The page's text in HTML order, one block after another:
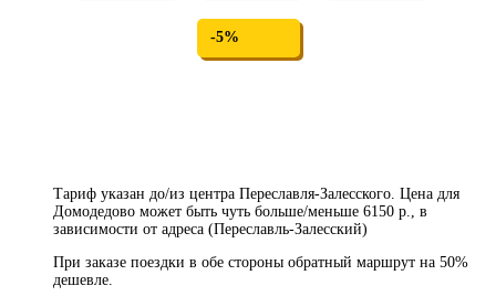
-5%
Тариф указан до/из центра Переславля-Залесского. Цена для
Домодедово может быть чуть больше/меньше 6150 р., в
зависимости от адреса (Переславль-Залесский)
При заказе поездки в обе стороны обратный маршрут на 50%
дешевле.